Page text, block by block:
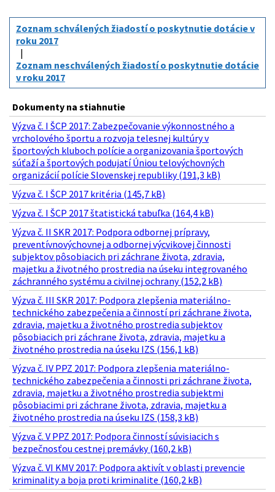
Zoznam schválených žiadostí o poskytnutie dotácie v
roku 2017
Zoznam neschválených žiadostí o poskytnutie dotácie
v roku 2017
Dokumenty na stiahnutie
Výzva č. I ŠCP 2017: Zabezpečovanie výkonnostného a
vrcholového športu a rozvoja telesnej kultúry v
športových kluboch polície a organizovania športových
súťaží a športových podujatí Úniou telovýchovných
organizácií polície Slovenskej republiky (191,3 kB)
Výzva č. I ŠCP 2017 kritéria (145,7 kB)
Výzva č. I ŠCP 2017 štatistická tabuľka (164,4 kB)
Výzva č. II SKR 2017: Podpora odbornej prípravy,
preventívnovýchovnej a odbornej výcvikovej činnosti
subjektov pôsobiacich pri záchrane života, zdravia,
majetku a životného prostredia na úseku integrovaného
záchranného systému a civilnej ochrany (152,2 kB)
Výzva č. III SKR 2017: Podpora zlepšenia materiálno-
technického zabezpečenia a činností pri záchrane života,
zdravia, majetku a životného prostredia subjektov
pôsobiacich pri záchrane života, zdravia, majetku a
životného prostredia na úseku IZS (156,1 kB)
Výzva č. IV PPZ 2017: Podpora zlepšenia materiálno-
technického zabezpečenia a činnosti pri záchrane života,
zdravia, majetku a životného prostredia subjektmi
pôsobiacimi pri záchrane života, zdravia, majetku a
životného prostredia na úseku IZS (158,3 kB)
Výzva č. V PPZ 2017: Podpora činností súvisiacich s
bezpečnosťou cestnej premávky (160,2 kB)
Výzva č. VI KMV 2017: Podpora aktivít v oblasti prevencie
kriminality a boja proti kriminalite (160,2 kB)